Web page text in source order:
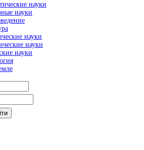
науки
науки
науки
науки
науки